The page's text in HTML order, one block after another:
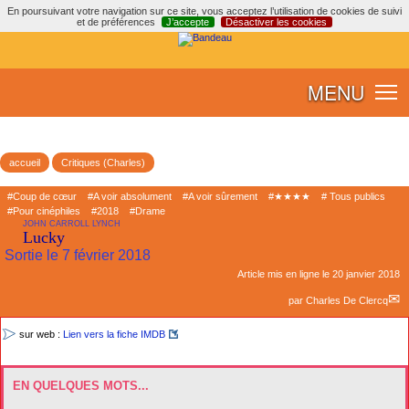
En poursuivant votre navigation sur ce site, vous acceptez l’utilisation de cookies de suivi
et de préférences
J’accepte Désactiver les cookies
MENU
accueil Critiques (Charles)
#Coup de cœur #A voir absolument #A voir sûrement #★★★★
# Tous publics
#Pour cinéphiles
#2018 #Drame
JOHN CARROLL LYNCH
Lucky
Sortie le 7 février 2018
Article mis en ligne le 20 janvier 2018
par Charles De Clercq
EN QUELQUES MOTS...
sur web : Lien vers la fiche IMDB